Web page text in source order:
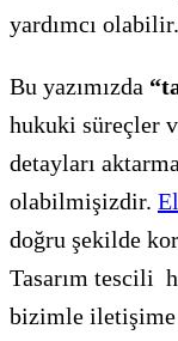
yardımcı olabilir.
Bu yazımızda
hukuki süreçler
detayları
olabilmişizdir.
doğru şekilde
Tasarım tescili
bizimle